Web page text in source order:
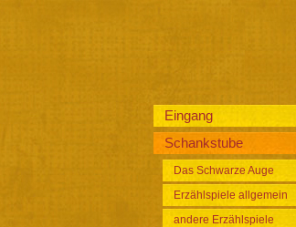
Eingang
Schankstube
Das Schwarze Auge
Erzählspiele allgemein
andere Erzählspiele